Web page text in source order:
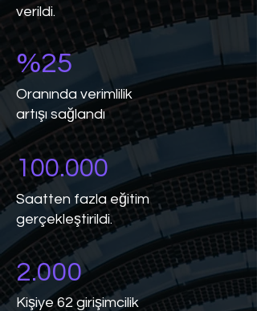
verildi.
%25
Oranında verimlilik
artışı sağlandı
100.000
Saatten fazla eğitim
gerçekleştirildi.
2.000
Kişiye 62 girişimcilik